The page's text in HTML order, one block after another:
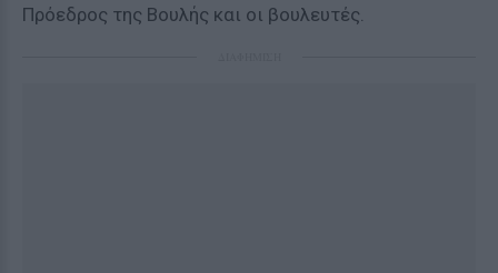
Πρόεδρος της Βουλής και οι βουλευτές.